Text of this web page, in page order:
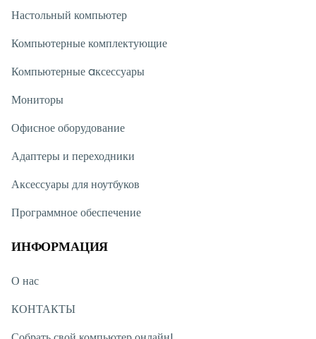
Настольный компьютер
Компьютерные комплектующие
Компьютерные aксессуары
Мониторы
Офисное оборудование
Адаптеры и переходники
Аксессуары для ноутбуков
Программное обеспечение
ИНФОРМАЦИЯ
О нас
КОНТАКТЫ